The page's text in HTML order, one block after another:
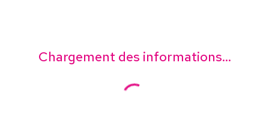
Chargement des informations...